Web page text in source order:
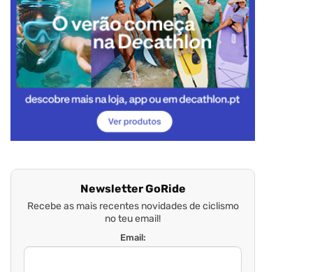
Newsletter GoRide
Recebe as mais recentes novidades de ciclismo
no teu email!
Email: